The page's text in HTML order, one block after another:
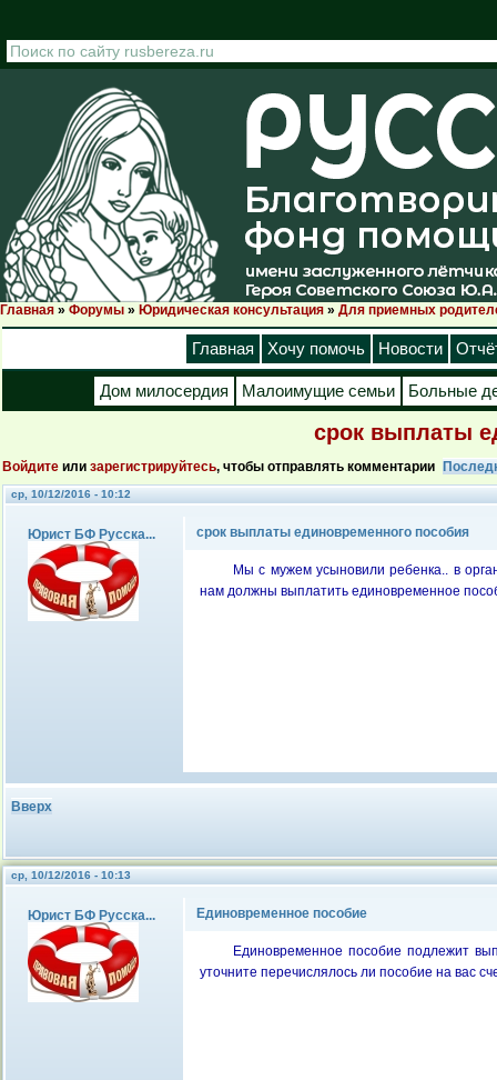
Вы здесь
Главная » Форумы » Юридическая консультация » Для приемных
Главная Хочу помочь Новости
Дом милосердия Малоимущие семьи Больные
срок выплаты
Войдите или зарегистрируйтесь, чтобы отправлять комментарии
ср, 10/12/2016 - 10:12
Юрист БФ Русска... срок выплаты единовременного пособия
Мы с мужем усыновили ребенка.. в
нам должны выплатить единовременное
Вверх
ср, 10/12/2016 - 10:13
Юрист БФ Русска... Единовременное пособие
Единовременное пособие подлежит
уточните перечислялось ли пособие на вас